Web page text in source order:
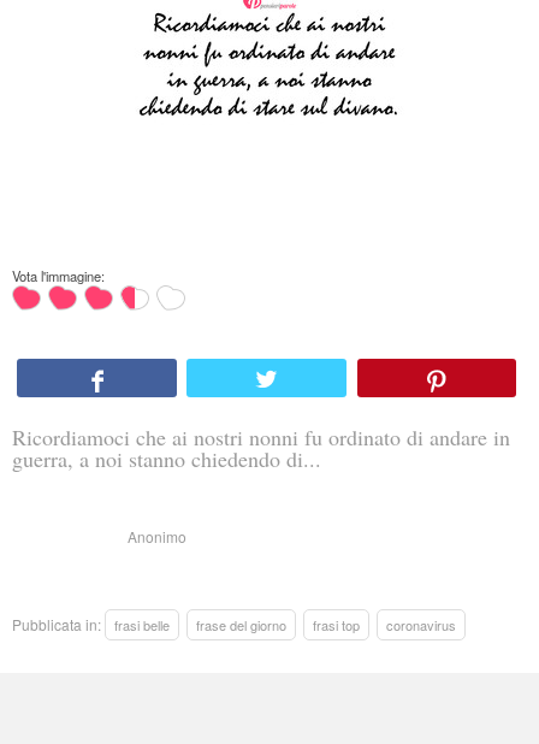
Vota l'immagine:
Ricordiamoci che ai nostri nonni fu ordinato di andare in
guerra, a noi stanno chiedendo di...
Anonimo
Pubblicata in: frasi belle frase del giorno frasi top coronavirus